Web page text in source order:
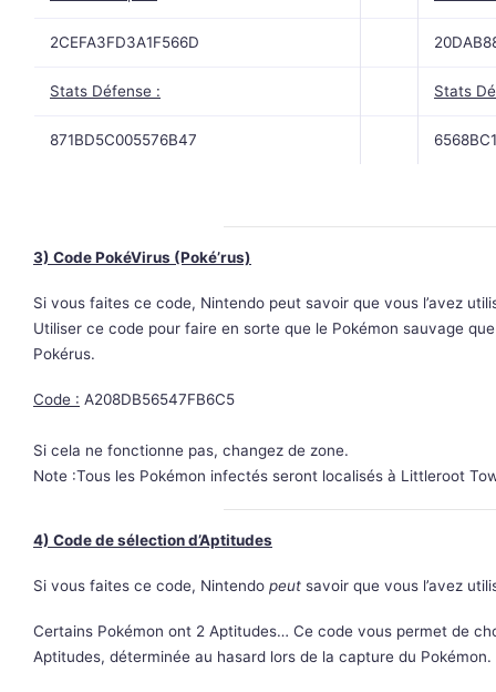
2CEFA3FD3A1F566D
Stats Défense : Stats
871BD5C005576B47
3) Code PokéVirus (Poké’rus)
Si vous faites ce code, Nintendo peut savoir que vous l’avez
Utiliser ce code pour faire en sorte que le Pokémon sauvage
Pokérus.
Code : A208DB56547FB6C5
Si cela ne fonctionne pas, changez de zone.
Note :Tous les Pokémon infectés seront localisés à Littleroot
4) Code de sélection d’Aptitudes
Si vous faites ce code, Nintendo peut savoir que vous l’avez
Certains Pokémon ont 2 Aptitudes… Ce code vous permet de
Aptitudes, déterminée au hasard lors de la capture du Pokémon.